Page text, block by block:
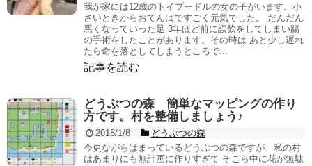
我が家には12歳のトイプードルの女の子がいます。小
さいときからおてんばですごく元気でした。 だんだん
悪くなっていった足 3年ほど前に誤飲をしてしまい腸
の手術をしたことがあります。その時は あと少し遅れ
たら命を落としてしまうところで...
記事を読む
どうぶつの森 簡単なマッピングの作り
方です。村を整備しましょう♪
2018/1/8
どうぶつの森
今更ながらはまっているどうぶつの森ですが、私の村
はあまりにも無計画に作りすぎて そこら中に花が無駄